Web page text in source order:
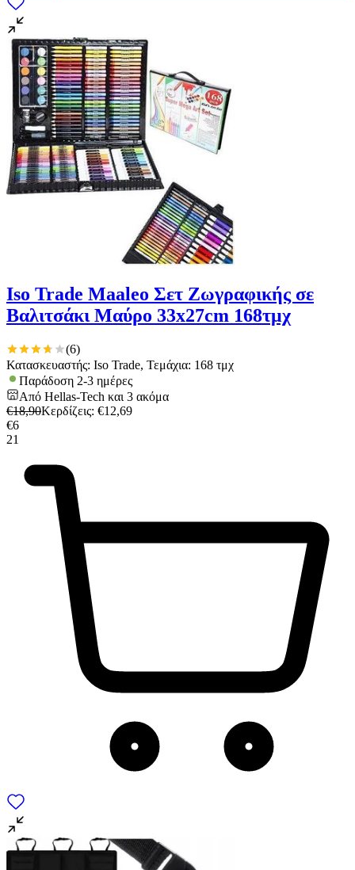
Iso Trade Maaleo Σετ Ζωγραφικής σε
Βαλιτσάκι Μαύρο 33x27cm 168τμχ
(6)
Κατασκευαστής: Iso Trade, Τεμάχια: 168 τμχ
Παράδοση 2-3 ημέρες
Από Hellas-Tech και 3 ακόμα
€18,90Κερδίζεις: €12,69
€6
21